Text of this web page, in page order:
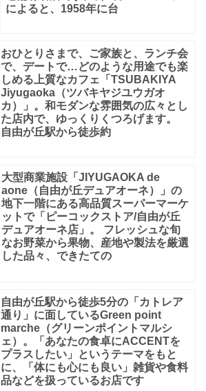
によると、1958年に台
おひとりさまで、ご家族と、ランチ会
で、デートで…どのような用途でも楽
しめる上質なカフェ「TSUBAKIYA
Jiyugaoka（ツバキヤジユウガオ
カ）」。和モダンな雰囲気の広々とし
た店内で、ゆっくりくつろげます。
自由が丘駅から徒歩約
大型商業施設「JIYUGAOKA de
aone（自由が丘デュアオーネ）」の
地下一階にある高品質スーパーマーケ
ットで「ピーコックストア/自由が丘
デュアオーネ店」。 フレッシュな旬
なお野菜から果物、産地や製法を厳選
した品々、できたての
自由が丘駅から徒歩5分の「カトレア
通り」に面しているGreen point
marche（グリーンポイントマルシ
ェ）。「あなたの食卓にACCENTを
プラスしたい」というテーマをもと
に、「体にも心にも良い」雑貨や食料
品などを扱っているお店です